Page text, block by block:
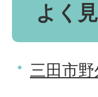
よく
三田市